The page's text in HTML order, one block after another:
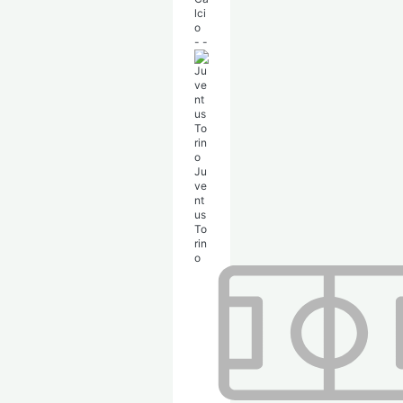
- -
Ju
ve
nt
us
To
rin
o